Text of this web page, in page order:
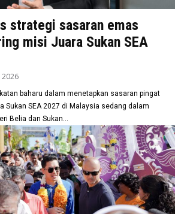
strategi sasaran emas
misi Juara Sukan SEA
2026
baharu dalam menetapkan sasaran pingat
Sukan SEA 2027 di Malaysia sedang dalam
Belia dan Sukan...